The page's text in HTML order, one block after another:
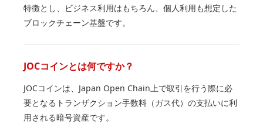
特徴とし、ビジネス利用はもちろん、個人利用も想定した
ブロックチェーン基盤です。
JOCコインとは何ですか？
JOCコインは、Japan Open Chain上で取引を行う際に必
要となるトランザクション手数料（ガス代）の支払いに利
用される暗号資産です。